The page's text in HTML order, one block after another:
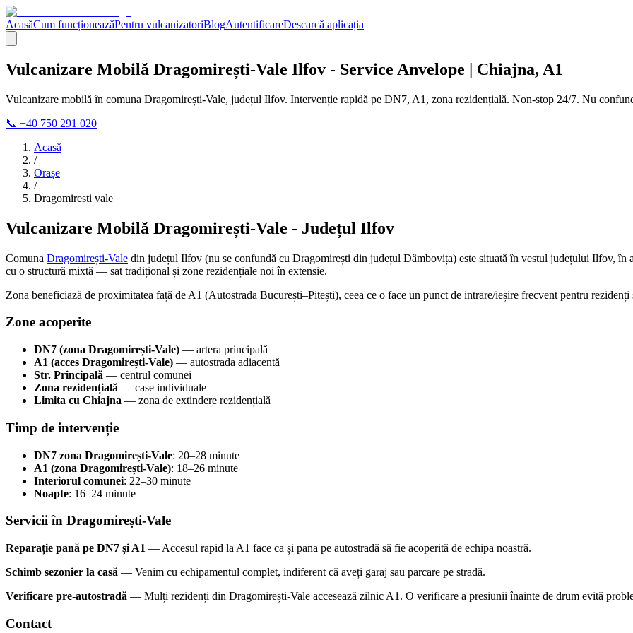
AcasăCum funcționeazăPentru vulcanizatoriBlogAutentificareDescarcă aplicația
Vulcanizare Mobilă Dragomirești-Vale Ilfov - Service Anvelope | Chiajna, A1
Vulcanizare mobilă în comuna Dragomirești-Vale, județul Ilfov. Intervenție rapidă pe DN7, A1, zona rezidențială. Non-stop 24/7. Nu
📞 +40 750 291 020
Acasă
/
Orașe
/
Dragomiresti vale
Vulcanizare Mobilă Dragomirești-Vale - Județul Ilfov
Comuna Dragomirești-Vale din județul Ilfov (nu se confundă cu Dragomirești din județul Dâmbovița) este situată în vestul județului Ilfov, în
cu o structură mixtă — sat tradițional și zone rezidențiale noi în extensie.
Zona beneficiază de proximitatea față de A1 (Autostrada București–Pitești), ceea ce o face un punct de intrare/ieșire frecvent pentru rezidenți
Zone acoperite
DN7 (zona Dragomirești-Vale) — artera principală
A1 (acces Dragomirești-Vale) — autostrada adiacentă
Str. Principală — centrul comunei
Zona rezidențială — case individuale
Limita cu Chiajna — zona de extindere rezidențială
Timp de intervenție
DN7 zona Dragomirești-Vale: 20–28 minute
A1 (zona Dragomirești-Vale): 18–26 minute
Interiorul comunei: 22–30 minute
Noapte: 16–24 minute
Servicii în Dragomirești-Vale
Reparație pană pe DN7 și A1 — Accesul rapid la A1 face ca și pana pe autostradă să fie acoperită de echipa noastră.
Schimb sezonier la casă — Venim cu echipamentul complet, indiferent că aveți garaj sau parcare pe stradă.
Verificare pre-autostradă — Mulți rezidenți din Dragomirești-Vale accesează zilnic A1. O verificare a presiunii înainte de drum evită
Contact